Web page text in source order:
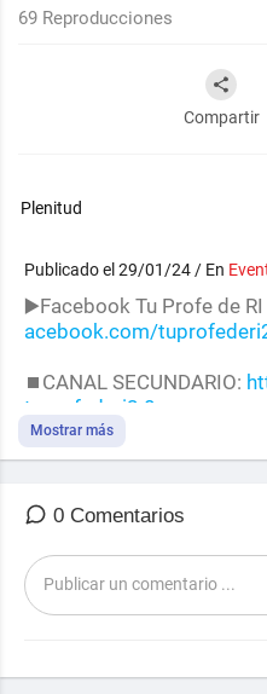
69 Reproducciones
Compartir
Plenitud
Publicado el 29/01/24 / En
▶️Facebook Tu Profe de
acebook.com/
⏹️CANAL SECUNDARIO:
tuprofederi2.0
💵 PAYPAL:https://
Mostrar más
0 Comentarios